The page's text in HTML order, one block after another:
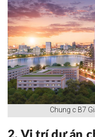
Chung c B7